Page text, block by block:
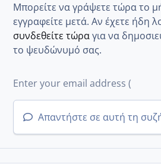
Μπορείτε να γράψετε τώρα το
εγγραφείτε μετά. Αν έχετε ήδη
συνδεθείτε τώραγια να
το ψευδώνυμό σας.
Απαντήστε σε αυτή τη